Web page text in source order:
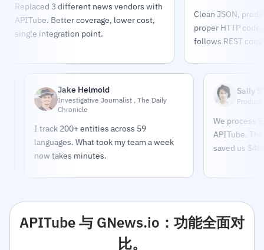
Replaced 3 different news vendors with
APITube. Better coverage, lower cost,
single integration point.
Clean JSON,
proper HTTP
follows REST
Jake Helmold
Investigative Journalist , The Daily
Chronicle
I track 200+ entities across 59
languages. What took my team a week
now takes minutes.
Sally Stevens
Product
We process 50K+
APITube. The
saved us $40K/
APITube 与 GNews.io：功能全面对
比。